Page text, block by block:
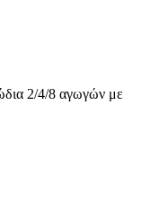
2/4/8 αγωγών με